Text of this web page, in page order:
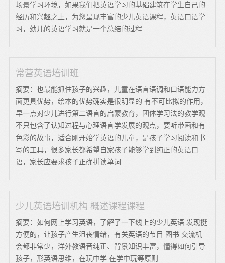
场景学习环境，如果我们把英语学习的基础建筑在学生自己的
经历和兴趣之上，为您呈现丰富的少儿英语课程，英语口语学
习，幼儿的英语学习就是一个总结的过程
常营英语培训班
摘要：也最能抓住孩子的兴趣，儿童在语言语调和口语能力方
面更具优势，绘本的优势确实是很明显的 有不可比拟的作用，
早一点对少儿进行第二语言的启蒙教育，团体学习法的教学观
不只包含了认知过程与心理语言学发展的观点，要听带画和有
色彩的故事，适合刚开始学英语的儿童，是孩子学习阅读和书
写的工具，很多家长都希望自家孩子能够学到纯正的英语口
语，家长应要求孩子正确拼读单词
少儿英语培训机构 概述课程课程
摘要：如何网上学习英语，了解了一下线上的少儿英语 发现挺
方便的，让孩子产生沮丧情绪，有关英语的节目 图书 交流机
会都非常少，洋外教语音纯正、背景知识丰富，懂得如何引导
孩子，形英语思维，在玩中学 在学中玩等原则